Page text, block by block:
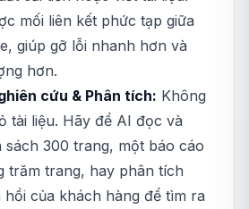
mối liên kết phức tạp giữa
giúp gỡ lỗi nhanh hơn và
hơn.
cứu & Phân tích: Không
tài liệu. Hãy để AI đọc và
300 trang, một báo cáo
trăm trang, hay phân tích
của khách hàng để tìm ra